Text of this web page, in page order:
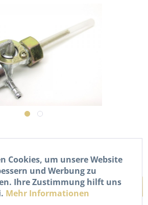
Lieferzeit ca. 1-2 Werktage
In denWarenkorb
Cookies, um unsere Website
und Werbung zu
Ihre Zustimmung hilft uns
Mehr Informationen